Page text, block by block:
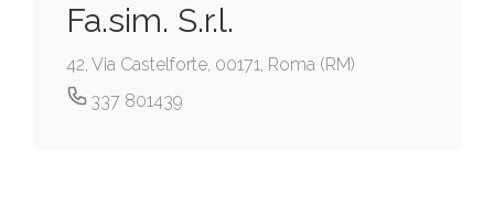
Fa.sim. S.r.l.
42, Via Castelforte, 00171, Roma (RM)
337 801439